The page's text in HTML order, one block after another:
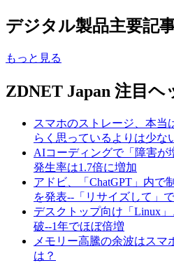
デジタル製品主要記
もっと見る
ZDNET Japan 注目ヘ
スマホのストレージ、本当
らく思っているよりは少な
AIコーディングで「障害が
発生率は1.7倍に増加
アドビ、「ChatGPT」内で
を発表--「リサイズして」
デスクトップ向け「Linux
破--1年でほぼ倍増
メモリー高騰の余波はスマ
は？